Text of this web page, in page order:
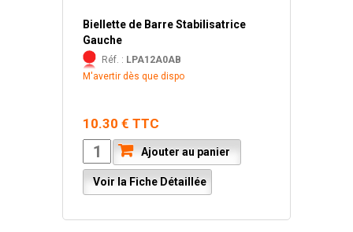
Biellette de Barre Stabilisatrice
Gauche
Réf. : LPA12A0AB
M'avertir dès que dispo
10.30 € TTC
Ajouter au panier
Voir la Fiche Détaillée